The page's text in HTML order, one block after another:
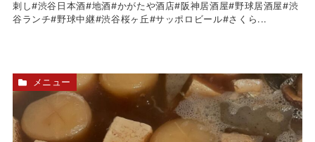
刺し#渋谷日本酒#地酒#かがたや酒店#阪神居酒屋#野球居酒屋#渋
谷ランチ#野球中継#渋谷桜ヶ丘#サッポロビール#さくら...
メニュー